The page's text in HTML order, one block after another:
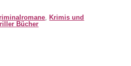
,Krimis und
Bücher